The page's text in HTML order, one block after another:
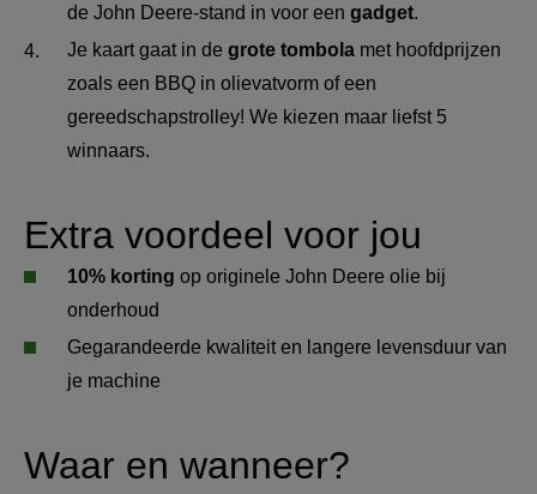
de John Deere-stand in voor een gadget.
Je kaart gaat in de grote tombola met hoofdprijzen
zoals een BBQ in olievatvorm of een
gereedschapstrolley! We kiezen maar liefst 5
winnaars.
Extra voordeel voor jou
10% korting op originele John Deere olie bij
onderhoud
Gegarandeerde kwaliteit en langere levensduur van
je machine
Waar en wanneer?